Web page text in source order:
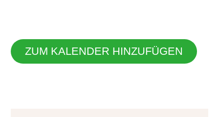
ZUM KALENDER HINZUFÜGEN